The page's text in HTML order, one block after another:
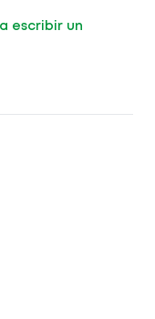
escribir un